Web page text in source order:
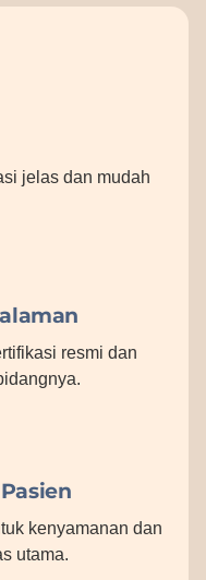
jelas dan mudah
resmi dan
kenyamanan dan
utama.